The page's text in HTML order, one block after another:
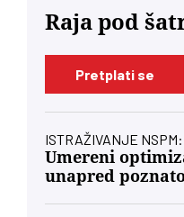
Raja pod
Pretplati se
ISTRAŽIVANJE
Umereni
unapred